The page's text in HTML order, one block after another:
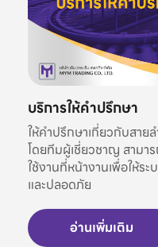
บริการให้คำปรึกษา
ให้คำปรึกษาเกี่ยวกับสาย
โดยทีมผู้เชี่ยวชาญ สามาร
ใช้งานที่หน้างานเพื่อให้ร
และปลอดภัย
อ่านเพิ่มเติม